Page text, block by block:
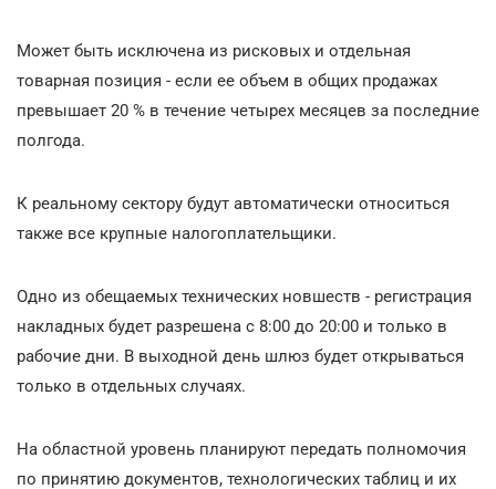
Может быть исключена из рисковых и отдельная
товарная позиция - если ее объем в общих продажах
превышает 20 % в течение четырех месяцев за последние
полгода.
К реальному сектору будут автоматически относиться
также все крупные налогоплательщики.
Одно из обещаемых технических новшеств - регистрация
накладных будет разрешена с 8:00 до 20:00 и только в
рабочие дни. В выходной день шлюз будет открываться
только в отдельных случаях.
На областной уровень планируют передать полномочия
по принятию документов, технологических таблиц и их